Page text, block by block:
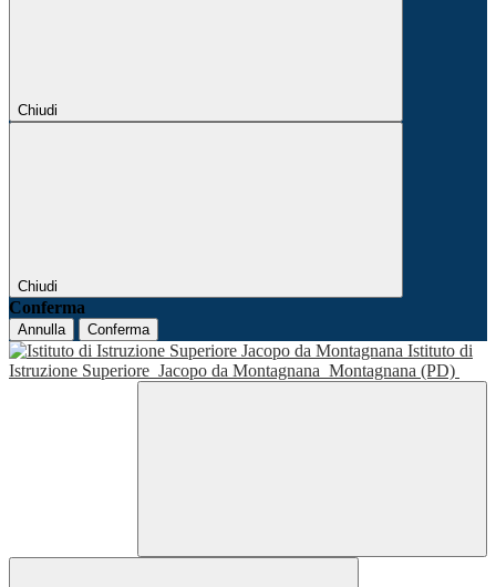
Chiudi
Chiudi
Conferma
Annulla Conferma
Istituto di
Istruzione Superiore Jacopo da Montagnana Montagnana (PD)